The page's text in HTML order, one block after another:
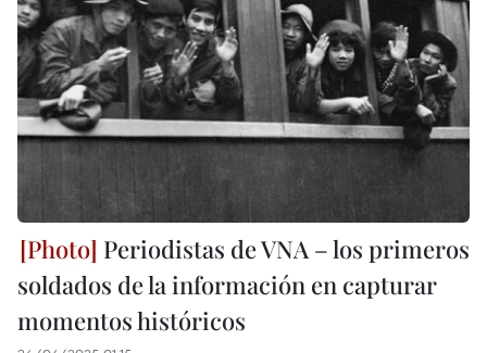
Periodistas de VNA – los primeros
soldados de la información en capturar
momentos históricos